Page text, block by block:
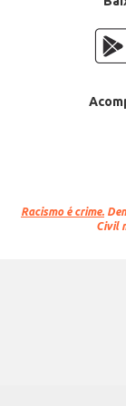
Racismo é crime.
Civil